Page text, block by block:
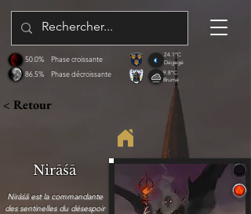
86.5%
50.0%
Phase décroissante
Phase croissante
24.1°C
Dégagé
9.8°C
Brume
< Retour
Nirāśā
Nirāśā est la commandante
des sentinelles du désespoir